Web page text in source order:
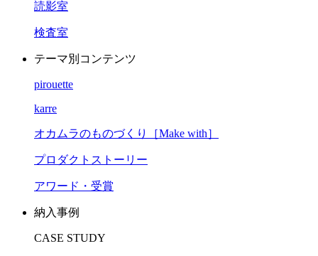
読影室
検査室
テーマ別コンテンツ
pirouette
karre
オカムラのものづくり［Make with］
プロダクトストーリー
アワード・受賞
納入事例
CASE STUDY